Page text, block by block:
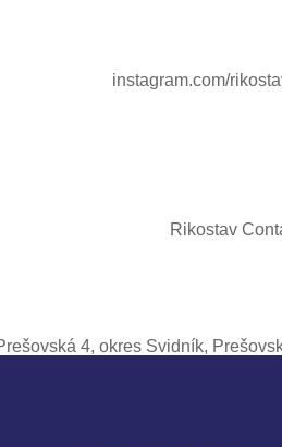
instagram.com/
Rikostav
4, okres Svidník,